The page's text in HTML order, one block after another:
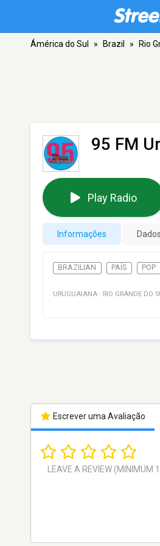
Ámérica do Sul » Brazil » Rio
95 FM
Play Radio
Informações
BRAZILIAN PAÍS POP
URUGUAIANA · RIO GRANDE DO
Escrever uma Avaliação